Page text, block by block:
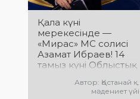
Қала күні
мерекесінде —
«Мирас» МС солисі
Азамат Ибраев! 14
тамыз күні Облыстық
Азамат Ибраевтың
Автор: Қостанай қ.
мәдениет үйі